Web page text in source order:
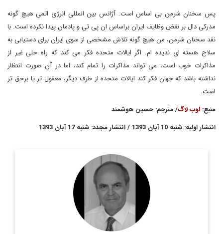
پس سخنان شرمن بی اساس است. آژانس بین المللی انرژی اتمی هیچ گونه
مدرکی دال بر نقض وظایف ایران براساس ان پی تی و پادمان پیدا نکرده است. با
نقد سخنان شرمن، من هیچ گونه تلاش مشخصی از سوی ایران برای دستیابی به
سلاح هسته ای ندیده ام. اگر ایالات متحده فکر می کند که راه حلی غیر از
مذاکرات خوب است، می تواند مذاکرات را تمام کند، اما در آن صورت انتظار
نداشته باشد که جهان فکر کند ایالات متحده از طرف دیگر، معقول تر یا برحق تر
است.
منبع: لوب لاگ/ مترجم: حسین هوشمند
انتشار اولیه: شنبه 10 آبان 1393 / انتشار مجدد: شنبه 17 آبان 1393
پیتر جنکینز، ديپلمات بازنشسته وزارت خارجه انگليس و نماينده
اسبق اين كشور در آژانس بين المللي انرژي اتمي بوده است.
اطلاعات بیشتر